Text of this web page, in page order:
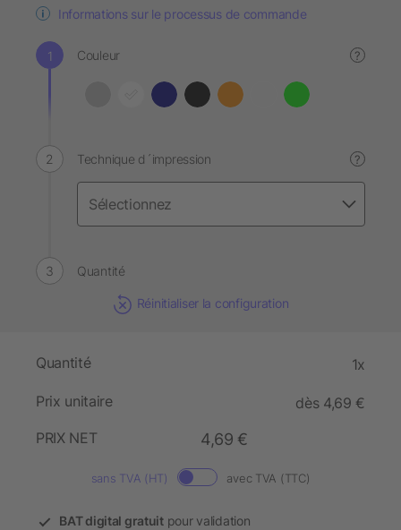
Informations sur le processus de commande
Couleur ?
Technique d´impression ?
Quantité
Réinitialiser la configuration
Quantité 1x
Prix unitaire
dès 4,69 €
PRIX NET
4,69 €
sans TVA (HT) avec TVA (TTC)
BAT digital gratuitpour validation